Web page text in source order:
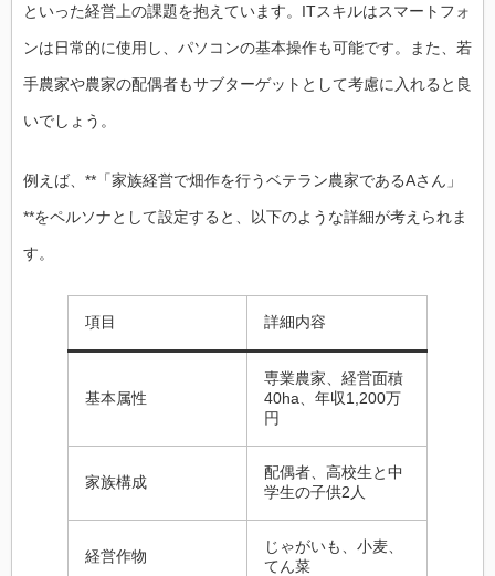
といった経営上の課題を抱えています。ITスキルはスマートフォ
ンは日常的に使用し、パソコンの基本操作も可能です。また、若
手農家や農家の配偶者もサブターゲットとして考慮に入れると良
いでしょう。
例えば、**「家族経営で畑作を行うベテラン農家であるAさん」
**をペルソナとして設定すると、以下のような詳細が考えられま
す。
項目 詳細内容
基本属性
専業農家、経営面積
40ha、年収1,200万
円
家族構成
配偶者、高校生と中
学生の子供2人
経営作物
じゃがいも、小麦、
てん菜